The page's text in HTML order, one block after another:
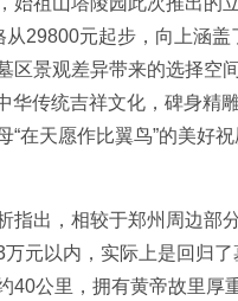
从29800元起步，向上涵
区景观差异带来的选择空
华传统吉祥文化，碑身精
在天愿作比翼鸟”的美好
指出，相较于郑州周边部
元以内，实际上是回归
40公里，拥有黄帝故里厚